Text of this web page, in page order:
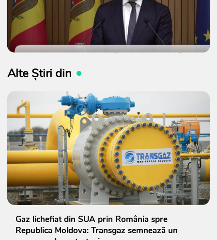
Alte Știri din
Gaz lichefiat din SUA prin România spre
Republica Moldova: Transgaz semnează un